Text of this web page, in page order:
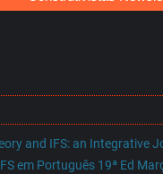
and IFS: an Integrative
em Português 19ª Ed